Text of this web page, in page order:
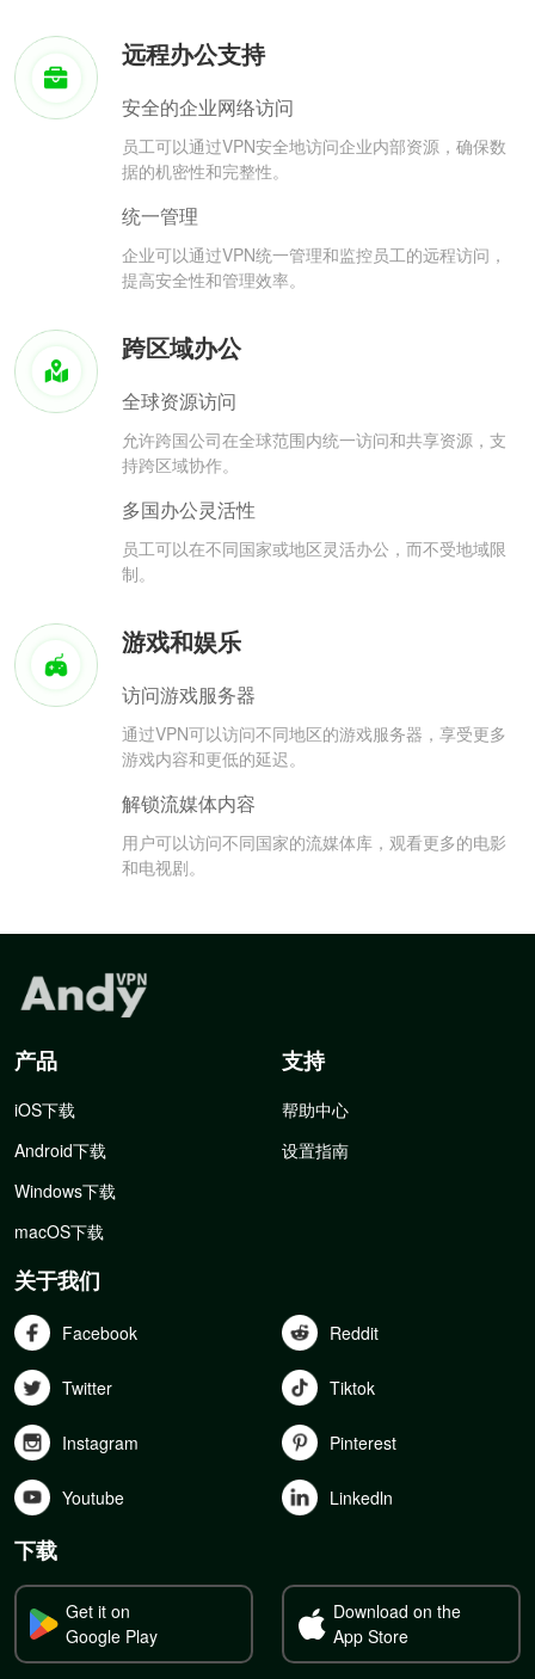
远程办公支持
安全的企业网络访问
员工可以通过VPN安全地访问企业内部资源，确保数
据的机密性和完整性。
统一管理
企业可以通过VPN统一管理和监控员工的远程访问，
提高安全性和管理效率。
跨区域办公
全球资源访问
允许跨国公司在全球范围内统一访问和共享资源，支
持跨区域协作。
多国办公灵活性
员工可以在不同国家或地区灵活办公，而不受地域限
制。
游戏和娱乐
访问游戏服务器
通过VPN可以访问不同地区的游戏服务器，享受更多
游戏内容和更低的延迟。
解锁流媒体内容
用户可以访问不同国家的流媒体库，观看更多的电影
和电视剧。
产品
iOS下载
Android下载
Windows下载
macOS下载
支持
帮助中心
设置指南
关于我们
Facebook Reddit
Twitter Tiktok
Instagram Pinterest
Youtube Linkedln
下载
Get it on
Google Play
Download on the
App Store